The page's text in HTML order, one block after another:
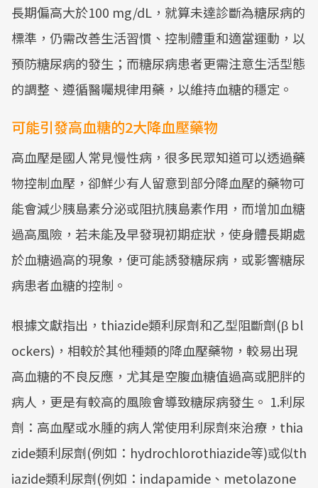
長期偏高大於100 mg/dL，就算未達診斷為糖尿病的
標準，仍需改善生活習慣、控制體重和適當運動，以
預防糖尿病的發生；而糖尿病患者更需注意生活型態
的調整、遵循醫囑規律用藥，以維持血糖的穩定。
可能引發高血糖的2大降血壓藥物
高血壓是國人常見慢性病，很多民眾知道可以透過藥
物控制血壓，卻鮮少有人留意到部分降血壓的藥物可
能會減少胰島素分泌或阻抗胰島素作用，而增加血糖
過高風險，若未能及早發現初期症狀，使身體長期處
於血糖過高的現象，便可能誘發糖尿病，或影響糖尿
病患者血糖的控制。
根據文獻指出，thiazide類利尿劑和乙型阻斷劑(β bl
ockers)，相較於其他種類的降血壓藥物，較易出現
高血糖的不良反應，尤其是空腹血糖值過高或肥胖的
病人，更是有較高的風險會導致糖尿病發生。 1.利尿
劑：高血壓或水腫的病人常使用利尿劑來治療，thia
zide類利尿劑(例如：hydrochlorothiazide等)或似th
iazide類利尿劑(例如：indapamide、metolazone